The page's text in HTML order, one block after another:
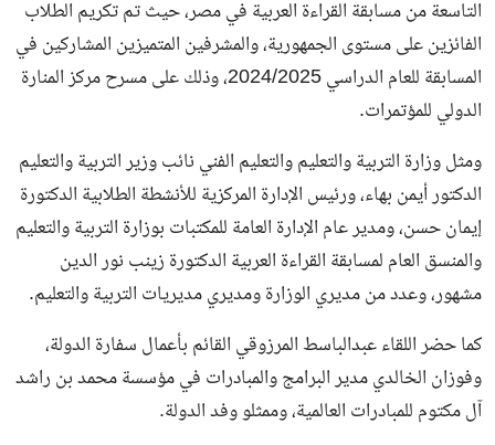
التاسعة من مسابقة القراءة العربية في مصر، حيث تم تكريم الطلاب
الفائزين على مستوى الجمهورية، والمشرفين المتميزين المشاركين في
المسابقة للعام الدراسي 2024/2025، وذلك على مسرح مركز المنارة
الدولي للمؤتمرات.
ومثل وزارة التربية والتعليم والتعليم الفني نائب وزير التربية والتعليم
الدكتور أيمن بهاء، ورئيس الإدارة المركزية للأنشطة الطلابية الدكتورة
إيمان حسن، ومدير عام الإدارة العامة للمكتبات بوزارة التربية والتعليم
والمنسق العام لمسابقة القراءة العربية الدكتورة زينب نور الدين
مشهور، وعدد من مديري الوزارة ومديري مديريات التربية والتعليم.
كما حضر اللقاء عبدالباسط المرزوقي القائم بأعمال سفارة الدولة،
وفوزان الخالدي مدير البرامج والمبادرات في مؤسسة محمد بن راشد
آل مكتوم للمبادرات العالمية، وممثلو وفد الدولة.